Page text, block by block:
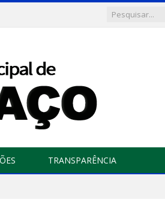
TRANSPARÊNCIA